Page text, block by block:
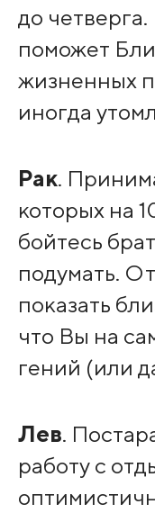
до
поможет
жизненных
иногда
Рак.
которых на
бойтесь
подумать.
показать
что Вы на
гений (или
Лев.
работу с